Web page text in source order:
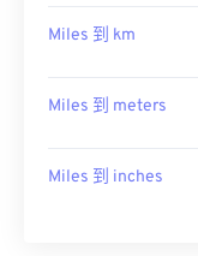
Miles 到 km
Miles 到 meters
Miles 到 inches